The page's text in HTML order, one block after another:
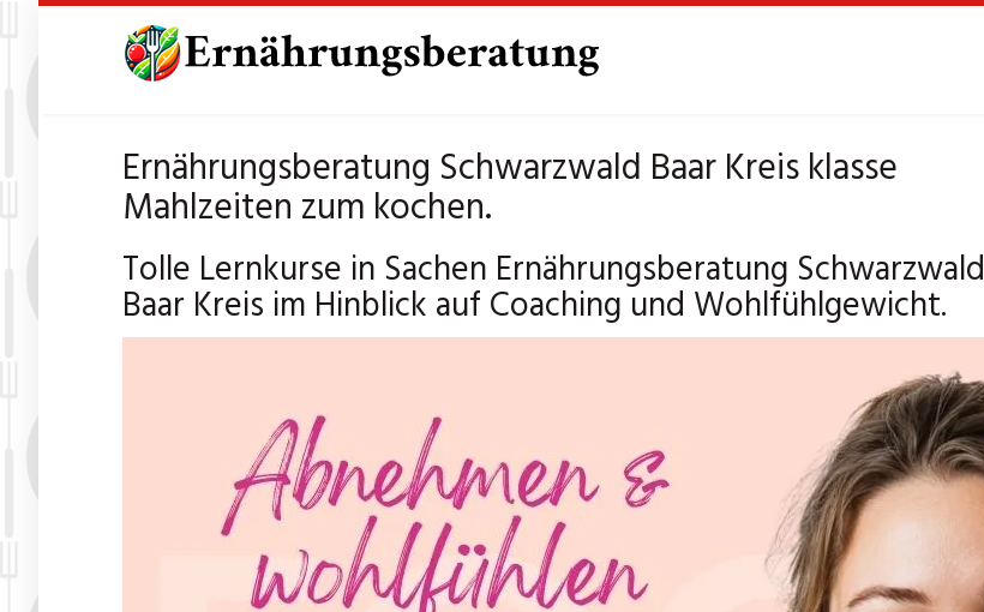
Ernährungsberatung Schwarzwald Baar Kreis klasse
Mahlzeiten zum kochen.
Tolle Lernkurse in Sachen Ernährungsberatung Schwarzwald
Baar Kreis im Hinblick auf Coaching und Wohlfühlgewicht.